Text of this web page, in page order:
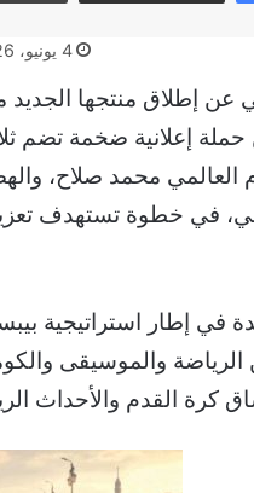
4 يونيو، 2026
إعلانية ضخمة تضم
محمد صلاح،
في خطوة تستهدف تعزيز
في إطار استراتيجية
الرياضة والموسيقى
كرة القدم والأحداث